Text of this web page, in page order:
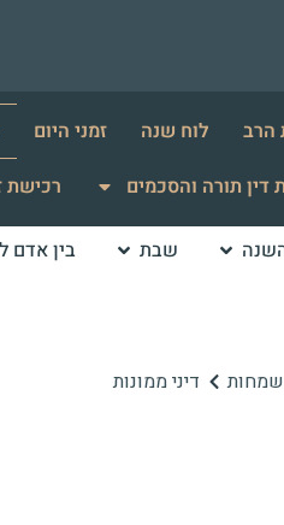
הרב לוח שנה זמני היום
דין תורה והסכמים
רכישת
שבת בין אדם
שמחות דיני ממונות